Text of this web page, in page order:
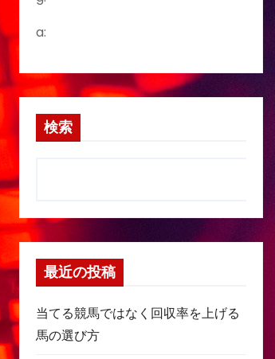
a:
検索
最近の投稿
当てる競馬ではなく回収率を上げる
馬の選び方